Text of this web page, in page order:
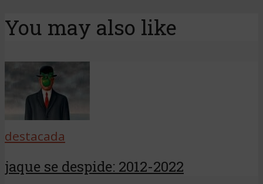
You may also like
destacada
jaque se despide: 2012-2022